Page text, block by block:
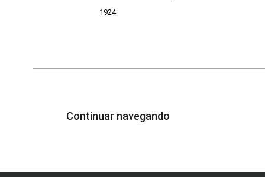
1924
Continuar navegando